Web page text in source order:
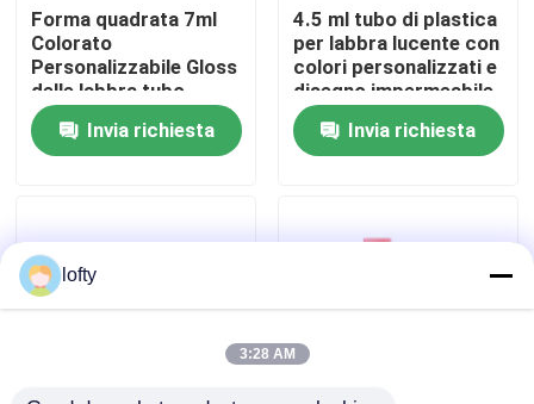
Giro della fabbrica
Controllo di qualità
Notizie
Casi
Forma quadrata 7ml
Colorato
Personalizzabile Gloss
delle labbra tubo
Gloss delle labbra
vuoto Contenitore per
il rossetto liquido
Invia richiesta
4.5 ml tubo di plastica
per labbra lucente con
colori personalizzati e
disegno impermeabile
per prodotti per la
cura delle labbra
Invia richiesta
lofty
3:28 AM